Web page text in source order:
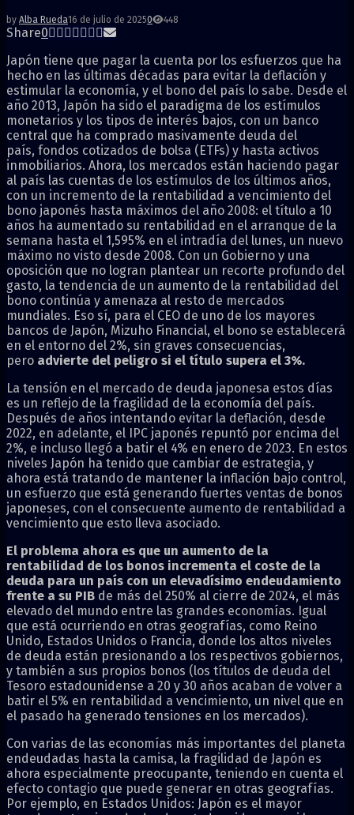
by Alba Rueda16 de julio de 20250 448
Share0
Japón tiene que pagar la cuenta por los esfuerzos que ha
hecho en las últimas décadas para evitar la deflación y
estimular la economía, y el bono del país lo sabe. Desde el
año 2013, Japón ha sido el paradigma de los estímulos
monetarios y los tipos de interés bajos, con un banco
central que ha comprado masivamente deuda del
país, fondos cotizados de bolsa (ETFs) y hasta activos
inmobiliarios. Ahora, los mercados están haciendo pagar
al país las cuentas de los estímulos de los últimos años,
con un incremento de la rentabilidad a vencimiento del
bono japonés hasta máximos del año 2008: el título a 10
años ha aumentado su rentabilidad en el arranque de la
semana hasta el 1,595% en el intradía del lunes, un nuevo
máximo no visto desde 2008. Con un Gobierno y una
oposición que no logran plantear un recorte profundo del
gasto, la tendencia de un aumento de la rentabilidad del
bono continúa y amenaza al resto de mercados
mundiales. Eso sí, para el CEO de uno de los mayores
bancos de Japón, Mizuho Financial, el bono se establecerá
en el entorno del 2%, sin graves consecuencias,
pero advierte del peligro si el título supera el 3%.
La tensión en el mercado de deuda japonesa estos días
es un reflejo de la fragilidad de la economía del país.
Después de años intentando evitar la deflación, desde
2022, en adelante, el IPC japonés repuntó por encima del
2%, e incluso llegó a batir el 4% en enero de 2023. En estos
niveles Japón ha tenido que cambiar de estrategia, y
ahora está tratando de mantener la inflación bajo control,
un esfuerzo que está generando fuertes ventas de bonos
japoneses, con el consecuente aumento de rentabilidad a
vencimiento que esto lleva asociado.
El problema ahora es que un aumento de la
rentabilidad de los bonos incrementa el coste de la
deuda para un país con un elevadísimo endeudamiento
frente a su PIB de más del 250% al cierre de 2024, el más
elevado del mundo entre las grandes economías. Igual
que está ocurriendo en otras geografías, como Reino
Unido, Estados Unidos o Francia, donde los altos niveles
de deuda están presionando a los respectivos gobiernos,
y también a sus propios bonos (los títulos de deuda del
Tesoro estadounidense a 20 y 30 años acaban de volver a
batir el 5% en rentabilidad a vencimiento, un nivel que en
el pasado ha generado tensiones en los mercados).
Con varias de las economías más importantes del planeta
endeudadas hasta la camisa, la fragilidad de Japón es
ahora especialmente preocupante, teniendo en cuenta el
efecto contagio que puede generar en otras geografías.
Por ejemplo, en Estados Unidos: Japón es el mayor